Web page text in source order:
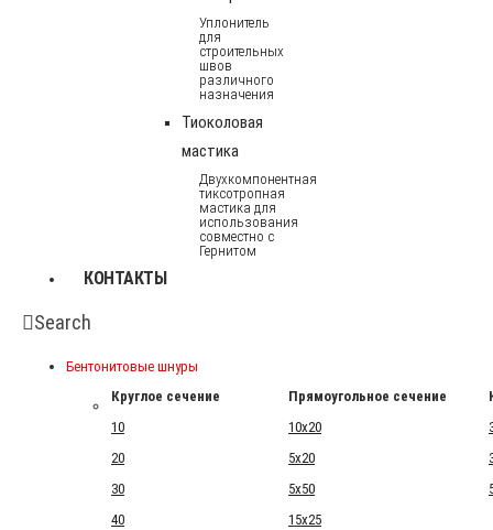
Уплонитель
для
строительных
швов
различного
назначения
Тиоколовая
мастика
Двухкомпонентная
тиксотропная
мастика для
использования
совместно с
Гернитом
КОНТАКТЫ
Search
Бентонитовые шнуры
Круглое сечение
Прямоугольное сечение
10
10x20
20
5x20
30
5x50
40
15x25